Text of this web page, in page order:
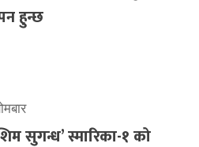
हुन्छ
सुगन्ध’ स्मारिका-१ को